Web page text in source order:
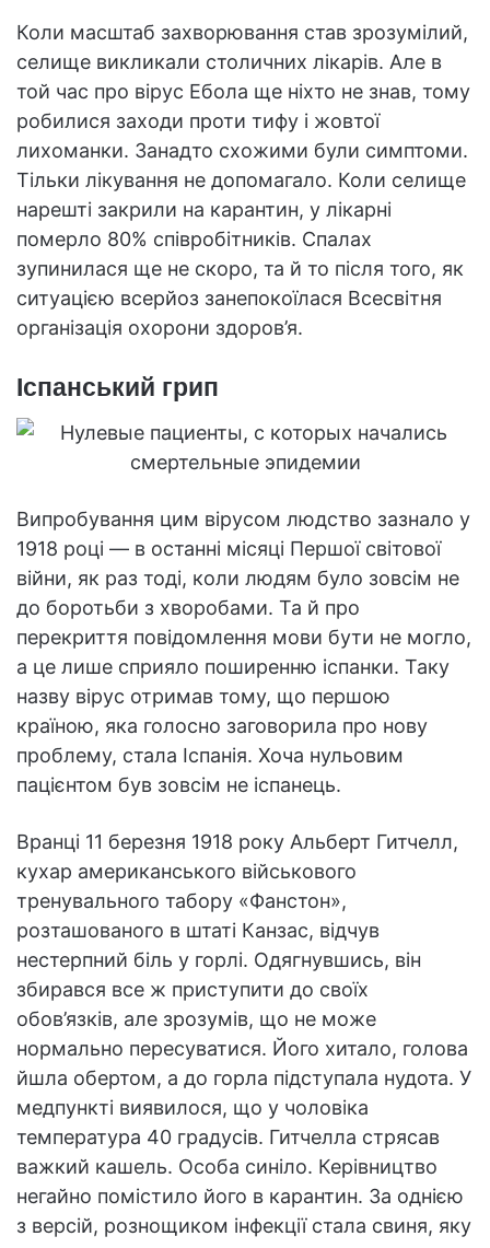
Коли масштаб захворювання став зрозумілий,
селище викликали столичних лікарів. Але в
той час про вірус Ебола ще ніхто не знав, тому
робилися заходи проти тифу і жовтої
лихоманки. Занадто схожими були симптоми.
Тільки лікування не допомагало. Коли селище
нарешті закрили на карантин, у лікарні
померло 80% співробітників. Спалах
зупинилася ще не скоро, та й то після того, як
ситуацією всерйоз занепокоїлася Всесвітня
організація охорони здоров’я.
Іспанський грип
Випробування цим вірусом людство зазнало у
1918 році — в останні місяці Першої світової
війни, як раз тоді, коли людям було зовсім не
до боротьби з хворобами. Та й про
перекриття повідомлення мови бути не могло,
а це лише сприяло поширенню іспанки. Таку
назву вірус отримав тому, що першою
країною, яка голосно заговорила про нову
проблему, стала Іспанія. Хоча нульовим
пацієнтом був зовсім не іспанець.
Вранці 11 березня 1918 року Альберт Гитчелл,
кухар американського військового
тренувального табору «Фанстон»,
розташованого в штаті Канзас, відчув
нестерпний біль у горлі. Одягнувшись, він
збирався все ж приступити до своїх
обов’язків, але зрозумів, що не може
нормально пересуватися. Його хитало, голова
йшла обертом, а до горла підступала нудота. У
медпункті виявилося, що у чоловіка
температура 40 градусів. Гитчелла стрясав
важкий кашель. Особа синіло. Керівництво
негайно помістило його в карантин. За однією
з версій, рознощиком інфекції стала свиня, яку